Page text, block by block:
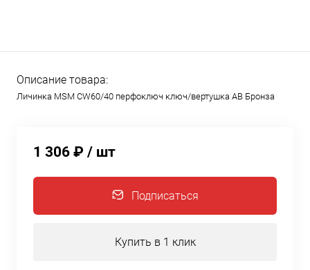
Описание товара:
Личинка MSM CW60/40 перфоключ ключ/вертушка AB Бронза
1 306 ₽ / шт
Подписаться
Купить в 1 клик